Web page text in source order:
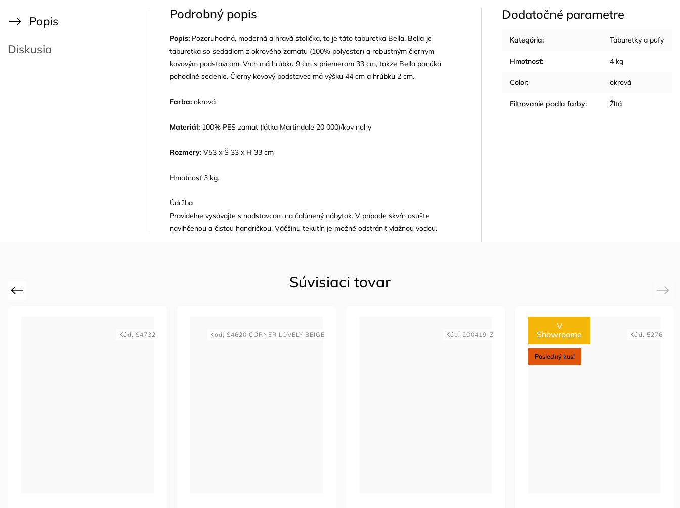
Popis
Diskusia
Podrobný popis
Popis: Pozoruhodná, moderná a hravá stolička, to je táto taburetka Bella. Bella je
taburetka so sedadlom z okrového zamatu (100% polyester) a robustným čiernym
kovovým podstavcom. Vrch má hrúbku 9 cm s priemerom 33 cm, takže Bella ponúka
pohodlné sedenie. Čierny kovový podstavec má výšku 44 cm a hrúbku 2 cm.
Farba: okrová
Materiál: 100% PES zamat (látka Martindale 20 000)/kov nohy
Rozmery: V53 x Š 33 x H 33 cm
Hmotnosť 3 kg.
Údržba
Pravidelne vysávajte s nadstavcom na čalúnený nábytok. V prípade škvŕn osušte
navlhčenou a čistou handričkou. Väčšinu tekutín je možné odstrániť vlažnou vodou.
Dodatočné parametre
Kategória: Taburetky a pufy
Hmotnosť: 4 kg
Color: okrová
Filtrovanie podľa farby: Žltá
Súvisiaci tovar
Previous
Kód: S4732 Kód: S4620 CORNER LOVELY BEIGE Kód: 200419-Z
V
Showroome
Posledný kus!
Kód: 5276
Next